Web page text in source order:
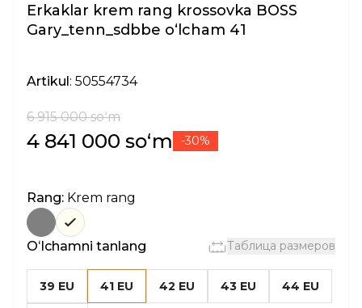
Erkaklar krem rang krossovka BOSS
Gary_tenn_sdbbe oʻlcham 41
Artikul: 50554734
6 915 000 soʻm
4 841 000 soʻm -30%
Rang: Krem rang
Oʻlchamni tanlang Таблица размеров
39 EU 41 EU 42 EU 43 EU 44 EU